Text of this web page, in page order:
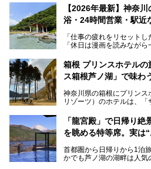
的な“没入感（イマーシブ
今回は、そんな大注目の
を見学させていただきま
サウナ室の中に咲き誇る桜
リのビーチを思わせる休
内の様子をレポートします
【2026年最新】神奈
浴・24時間営業・駅近
「仕事の疲れをリセット
「休日は漫画を読みなが
たい」
そんな「癒やされたい」と
神奈川県には、サウナや岩
など、“非日常”を味わえる
う」という人も多いはず。
そこで今回は、神奈川県内
業」「駅近」など、目的
今の気分にぴったりの施設
箱根 プリンスホテル
ス箱根芦ノ湖」で味わ
神奈川県の箱根にプリンス
リゾーツ）のホテルは、「
「箱根仙石原プリンスホ
「ザ・プリンス 箱根芦ノ
プ（旗艦）に位置づけら
昭和の日本を代表する建築
に建てた桃源郷のようなホ
「龍宮殿」で日帰り
を眺める特等席。実は
首都圏から日帰りから1泊
かでも芦ノ湖の湖畔は人気